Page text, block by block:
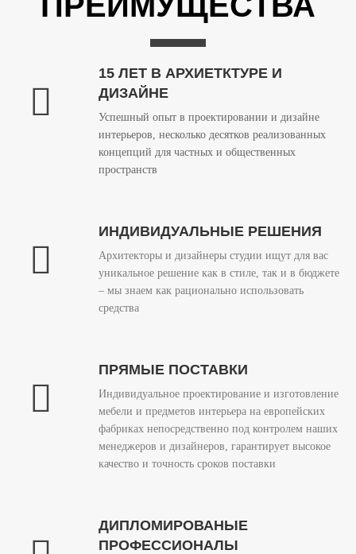
15 ЛЕТ В АРХИЕТКТУРЕ И
ДИЗАЙНЕ
Успешный опыт в проектировании и дизайне
интерьеров, несколько десятков реализованных
концепций для частных и общественных
пространств
ИНДИВИДУАЛЬНЫЕ РЕШЕНИЯ
Архитекторы и дизайнеры студии ищут для вас
уникальное решение как в стиле, так и в бюджете
– мы знаем как рационально использовать
средства
ПРЯМЫЕ ПОСТАВКИ
Индивидуальное проектирование и изготовление
мебели и предметов интерьера на европейских
фабриках непосредственно под контролем наших
менеджеров и дизайнеров, гарантирует высокое
качество и точность сроков поставки
ДИПЛОМИРОВАНЫЕ
ПРОФЕССИОНАЛЫ